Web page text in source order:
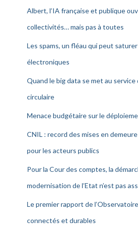
Albert, l’IA française et publique
collectivités… mais pas à toutes
Les spams, un fléau qui peut
électroniques
Quand le big data se met au service
circulaire
Menace budgétaire sur le
CNIL : record des mises en
pour les acteurs publics
Pour la Cour des comptes, la
modernisation de l’Etat n’est pas
Le premier rapport de
connectés et durables